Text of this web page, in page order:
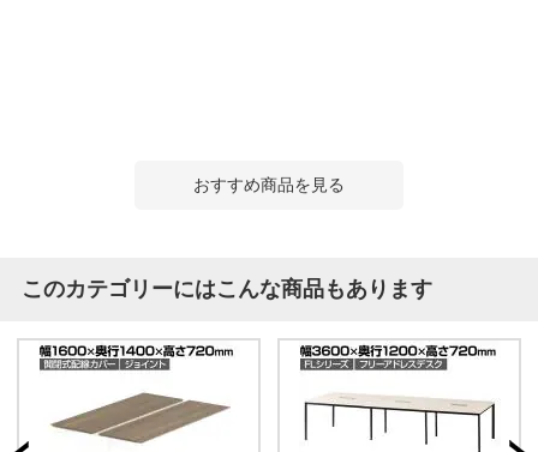
おすすめ商品を見る
このカテゴリーにはこんな商品もあります